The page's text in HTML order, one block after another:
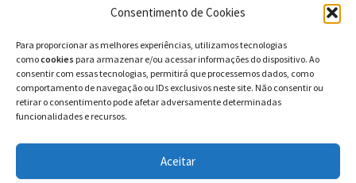
Consentimento de Cookies
Para proporcionar as melhores experiências, utilizamos tecnologias
comocookies para armazenar e/ou acessar informações do dispositivo. Ao
consentir com essas tecnologias, permitirá que processemos dados, como
comportamento de navegação ou IDs exclusivos neste site. Não consentir ou
retirar o consentimento pode afetar adversamente determinadas
funcionalidades e recursos.
Aceitar
Pesquisar
por:
© BLUE e os gatos ∙ todos os direitos reservados.
Histórias inspiradas em gatos reais. Adote e cuide dos
gatos!